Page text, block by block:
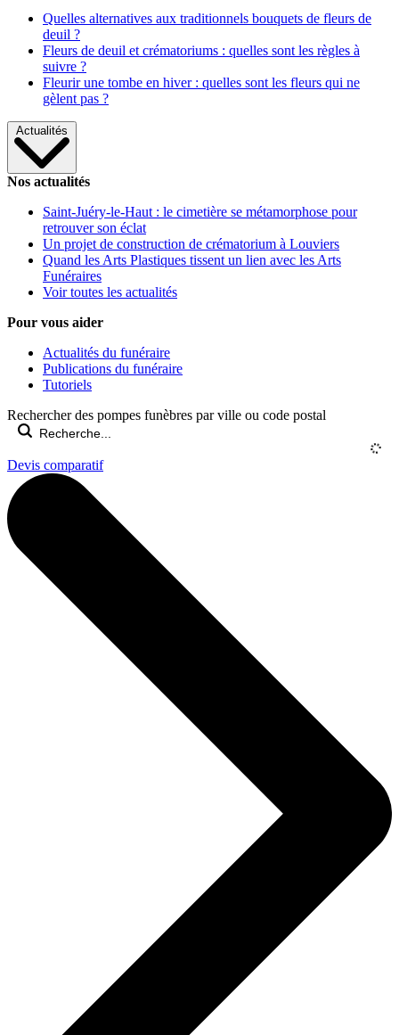
Quelles alternatives aux traditionnels bouquets de fleurs de
deuil ?
Fleurs de deuil et crématoriums : quelles sont les règles à
suivre ?
Fleurir une tombe en hiver : quelles sont les fleurs qui ne
gèlent pas ?
Actualités
Nos actualités
Saint-Juéry-le-Haut : le cimetière se métamorphose pour
retrouver son éclat
Un projet de construction de crématorium à Louviers
Quand les Arts Plastiques tissent un lien avec les Arts
Funéraires
Voir toutes les actualités
Pour vous aider
Actualités du funéraire
Publications du funéraire
Tutoriels
Rechercher des pompes funèbres par ville ou code postal
Devis comparatif